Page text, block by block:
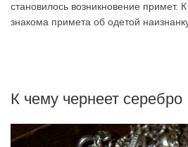
становилось возникновение примет.
знакома примета об одетой
К чему чернеет серебро